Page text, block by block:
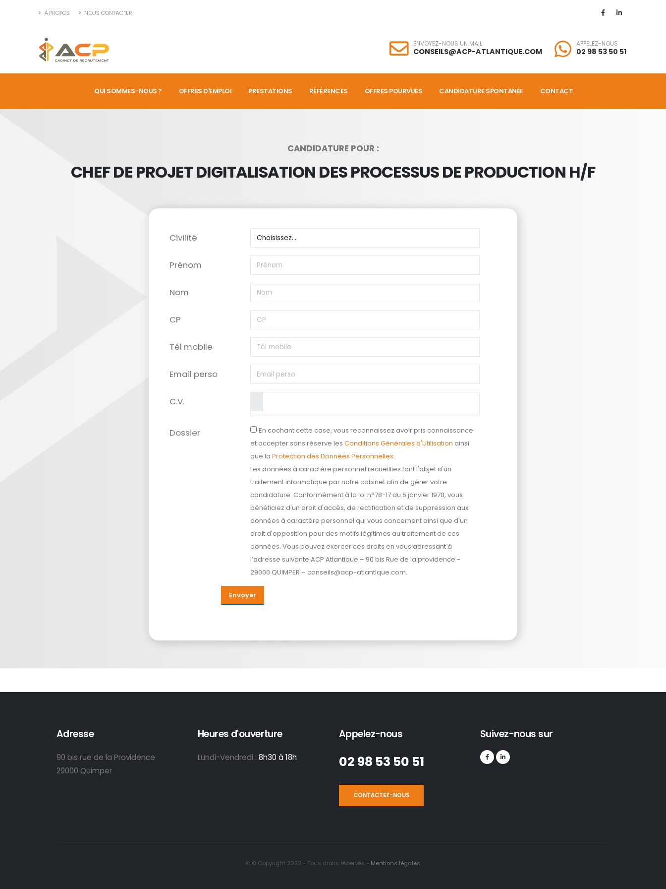
À PROPOS NOUS CONTACTER
ENVOYEZ-NOUS UN MAIL
CONSEILS@ACP-ATLANTIQUE.COM
APPELEZ-NOUS
02 98 53 50 51
QUI SOMMES-NOUS ? OFFRES D'EMPLOI PRESTATIONS RÉFÉRENCES OFFRES POURVUES CANDIDATURE SPONTANÉE CONTACT
CANDIDATURE POUR :
CHEF DE PROJET DIGITALISATION DES PROCESSUS DE PRODUCTION H/F
Civilité
Prénom
Nom
CP
Tél mobile
Email perso
C.V.
Dossier
En cochant cette case, vous reconnaissez avoir pris connaissance
et accepter sans réserve les Conditions Générales d'Utilisation ainsi
que la Protection des Données Personnelles.
Les données à caractère personnel recueillies font l'objet d'un
traitement informatique par notre cabinet afin de gérer votre
candidature. Conformément à la loi n°78-17 du 6 janvier 1978, vous
bénéficiez d'un droit d'accès, de rectification et de suppression aux
données à caractère personnel qui vous concernent ainsi que d'un
droit d'opposition pour des motifs légitimes au traitement de ces
données. Vous pouvez exercer ces droits en vous adressant à
l’adresse suivante ACP Atlantique – 90 bis Rue de la providence -
29000 QUIMPER – conseils@acp-atlantique.com.
Envoyer
Adresse
90 bis rue de la Providence
29000 Quimper
Heures d'ouverture
Lundi-Vendredi : 8h30 à 18h
Appelez-nous
02 98 53 50 51
CONTACTEZ-NOUS
Suivez-nous sur
© © Copyright 2022 - Tous droits réservés - Mentions légales